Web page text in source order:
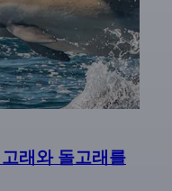
래와 돌고래를